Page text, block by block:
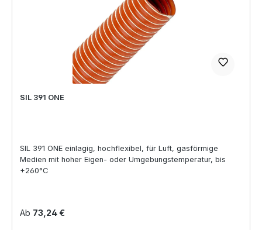
SIL 391 ONE
SIL 391 ONE einlagig, hochflexibel, für Luft, gasförmige
Medien mit hoher Eigen- oder Umgebungstemperatur, bis
+260°C
Regulärer Preis:
Ab 73,24 €